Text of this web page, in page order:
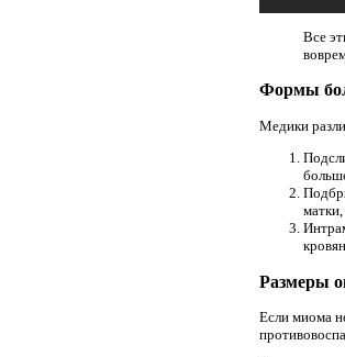
Все
Формы
Медики
Размеры
Если миома